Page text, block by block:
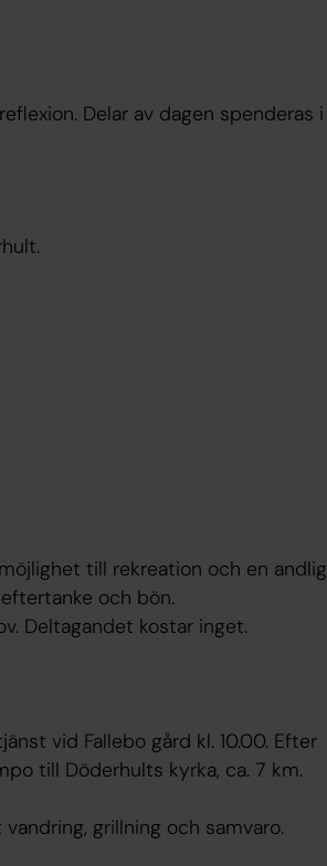
Delar av dagen spenderas i
till rekreation och en andlig
och bön.
Deltagandet kostar inget.
vid Fallebo gård kl. 10.00. Efter
till Döderhults kyrka, ca. 7 km.
grillning och samvaro.